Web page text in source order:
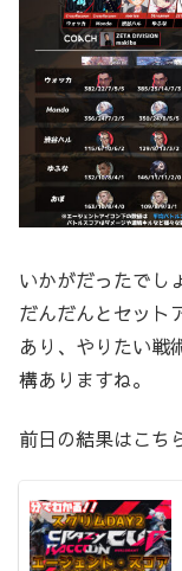
いかがだったでし
だんだんとセット
あり、やりたい戦
構ありますね。
前日の結果はこち